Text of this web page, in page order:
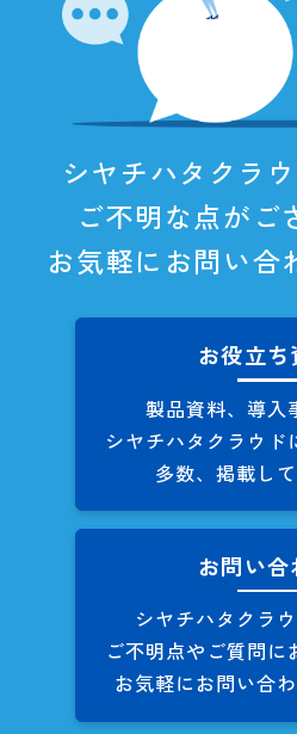
シヤチハタクラ
ご不明な点がご
お気軽にお問い合
お役立ち
製品資料、導入
シヤチハタクラウド
多数、掲載して
お問い合
シヤチハタクラ
ご不明点やご質問に
お気軽にお問い合